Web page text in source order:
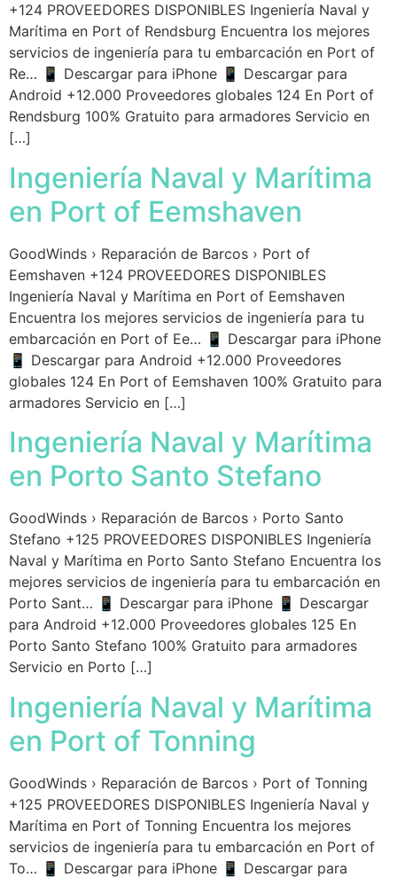
+124 PROVEEDORES DISPONIBLES Ingeniería Naval y
Marítima en Port of Rendsburg Encuentra los mejores
servicios de ingeniería para tu embarcación en Port of
Re… 📱 Descargar para iPhone 📱 Descargar para
Android +12.000 Proveedores globales 124 En Port of
Rendsburg 100% Gratuito para armadores Servicio en
[…]
Ingeniería Naval y Marítima
en Port of Eemshaven
GoodWinds › Reparación de Barcos › Port of
Eemshaven +124 PROVEEDORES DISPONIBLES
Ingeniería Naval y Marítima en Port of Eemshaven
Encuentra los mejores servicios de ingeniería para tu
embarcación en Port of Ee… 📱 Descargar para iPhone
📱 Descargar para Android +12.000 Proveedores
globales 124 En Port of Eemshaven 100% Gratuito para
armadores Servicio en […]
Ingeniería Naval y Marítima
en Porto Santo Stefano
GoodWinds › Reparación de Barcos › Porto Santo
Stefano +125 PROVEEDORES DISPONIBLES Ingeniería
Naval y Marítima en Porto Santo Stefano Encuentra los
mejores servicios de ingeniería para tu embarcación en
Porto Sant… 📱 Descargar para iPhone 📱 Descargar
para Android +12.000 Proveedores globales 125 En
Porto Santo Stefano 100% Gratuito para armadores
Servicio en Porto […]
Ingeniería Naval y Marítima
en Port of Tonning
GoodWinds › Reparación de Barcos › Port of Tonning
+125 PROVEEDORES DISPONIBLES Ingeniería Naval y
Marítima en Port of Tonning Encuentra los mejores
servicios de ingeniería para tu embarcación en Port of
To… 📱 Descargar para iPhone 📱 Descargar para